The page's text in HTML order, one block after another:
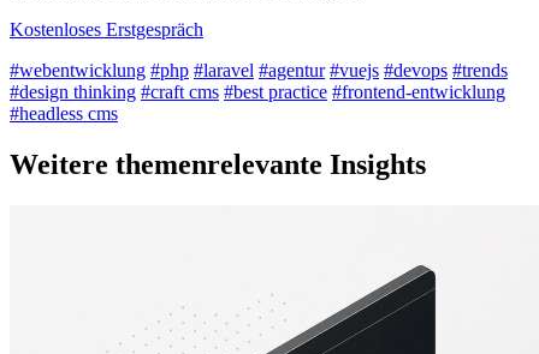
Kostenloses Erstgespräch
#webentwicklung #php #laravel #agentur #vuejs #devops #trends
#design thinking #craft cms #best practice #frontend-entwicklung
#headless cms
Weitere themenrelevante Insights